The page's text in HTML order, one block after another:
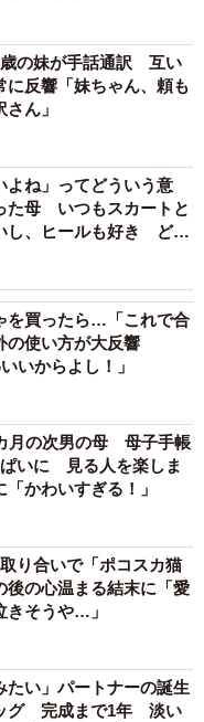
の妹が手話通訳 互い
に反響「妹ちゃん、頼も
ん」
よね」ってどういう意
母 いつもスカートと
し、ヒールも好き どの
を買ったら…「これで合
の使い方が大反響
いからよし！」
月の次男の母 母子手帳
いに 見る人を楽しま
かわいすぎる！」
り合いで「ポコスカ猫
の心温まる結末に「愛
きそうや…」
たい」パートナーの誕生
グ 完成まで1年 淡い